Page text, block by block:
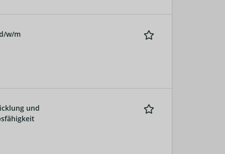
w/m
und